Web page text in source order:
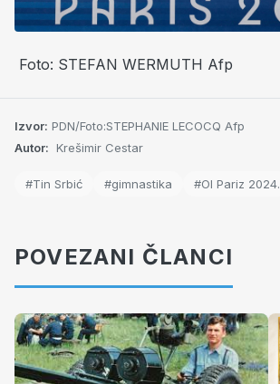
Foto: STEFAN WERMUTH Afp
Izvor: PDN/Foto:STEPHANIE LECOCQ Afp
Autor: Krešimir Cestar
#Tin Srbić #gimnastika #OI Pariz 2024.
POVEZANI ČLANCI